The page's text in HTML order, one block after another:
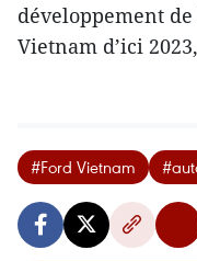
développement
Vietnam d’ici
#Ford Vietnam